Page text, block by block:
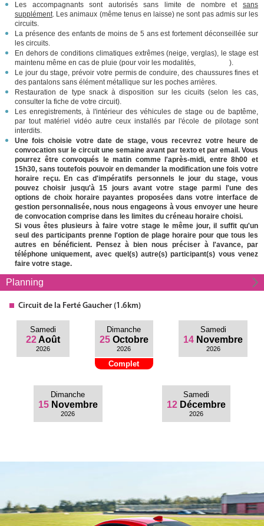
Les accompagnants sont autorisés sans limite de nombre et sans
supplément. Les animaux (même tenus en laisse) ne sont pas admis sur les
circuits.
La présence des enfants de moins de 5 ans est fortement déconseillée sur
les circuits.
En dehors de conditions climatiques extrêmes (neige, verglas), le stage est
maintenu même en cas de pluie (pour voir les modalités,
).
Le jour du stage, prévoir votre permis de conduire, des chaussures fines et
des pantalons sans élément métallique sur les poches arrières.
Restauration de type snack à disposition sur les cicuits (selon les cas,
consulter la fiche de votre circuit).
Les enregistrements, à l'intérieur des véhicules de stage ou de baptême,
par tout matériel vidéo autre ceux installés par l'école de pilotage sont
interdits.
Une fois choisie votre date de stage, vous recevrez votre heure de
convocation sur le circuit une semaine avant par texto et par email. Vous
pourrez être convoqués le matin comme l'après-midi, entre 8h00 et
15h30, sans toutefois pouvoir en demander la modification une fois votre
horaire reçu. En cas d'impératifs personnels le jour du stage, vous
pouvez choisir jusqu'à 15 jours avant votre stage parmi l'une des
options de choix horaire payantes proposées dans votre interface de
gestion personnalisée, nous nous engageons à vous envoyer une heure
de convocation comprise dans les limites du créneau horaire choisi.
Si vous êtes plusieurs à faire votre stage le même jour, il suffit qu'un
seul des participants prenne l'option de plage horaire pour que tous les
autres en bénéficient. Pensez à bien nous préciser à l'avance, par
téléphone uniquement, avec quel(s) autre(s) participant(s) vous venez
faire votre stage.
Planning
Circuit de la Ferté Gaucher (1.6km)
Samedi
22 Août
2026
Dimanche
25 Octobre
2026
Complet
Samedi
14 Novembre
2026
Dimanche
15 Novembre
2026
Samedi
12 Décembre
2026